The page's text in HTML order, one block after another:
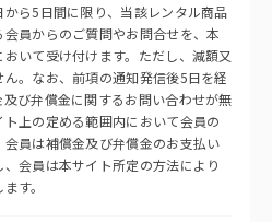
ら5日間に限り、当該レンタル商品
員からのご質問やお問合せを、本
いて受け付けます。ただし、減額又
。なお、前項の通知発信後5日を経
び弁償金に関するお問い合わせが無
上の定める範囲内において会員の
員は補償金及び弁償金のお支払い
会員は本サイト所定の方法により
す。